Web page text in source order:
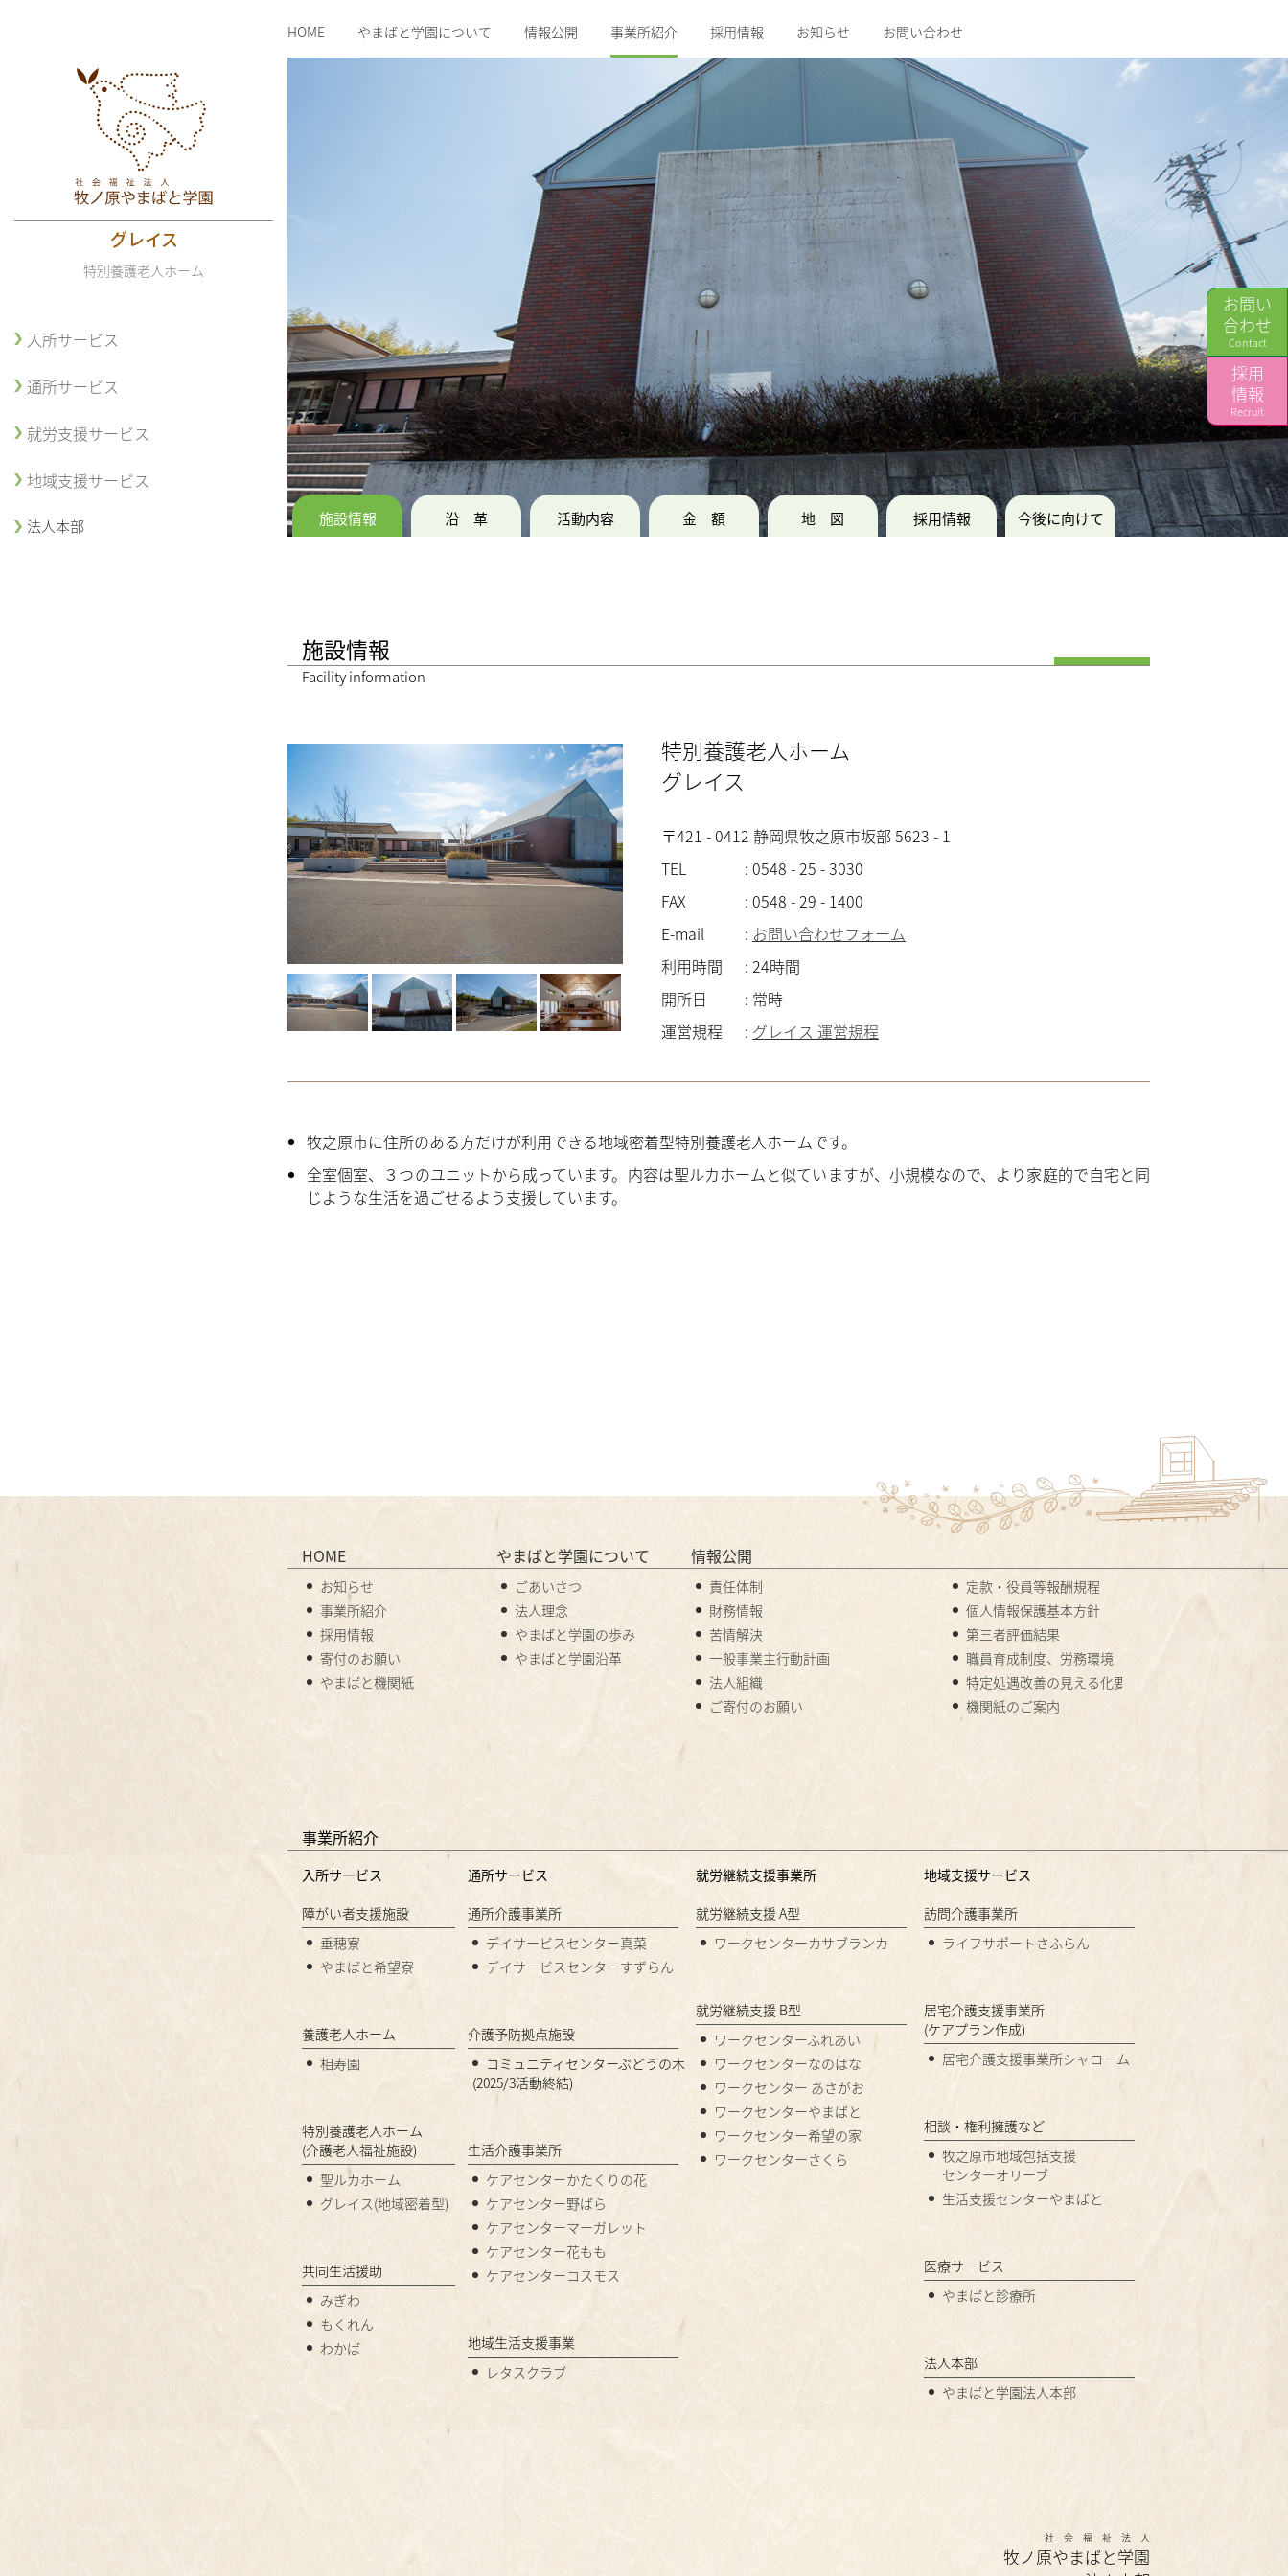
グレイス
特別養護老人ホーム
入所サービス
通所サービス
就労支援サービス
地域支援サービス
法人本部
お問い
合わせ
Contact
採用
情報
Recruit
HOME やまばと学園について 情報公開 事業所紹介 採用情報 お知らせ お問い合わせ
施設情報 沿革 活動内容 金額 地図 採用情報 今後に向けて
施設情報
Facility information
特別養護老人ホーム
グレイス
〒421 - 0412 静岡県牧之原市坂部 5623 - 1
TEL
: 0548 - 25 - 3030
FAX
: 0548 - 29 - 1400
E-mail
: お問い合わせフォーム
利用時間
: 24時間
開所日
: 常時
運営規程
: グレイス 運営規程
牧之原市に住所のある方だけが利用できる地域密着型特別養護老人ホームです。
全室個室、３つのユニットから成っています。内容は聖ルカホームと似ていますが、小規模なので、より家庭的で自宅と同
じような生活を過ごせるよう支援しています。
HOME
お知らせ
事業所紹介
採用情報
寄付のお願い
やまばと機関紙
やまばと学園について
ごあいさつ
法人理念
やまばと学園の歩み
やまばと学園沿革
情報公開
責任体制
定款・役員等報酬規程
財務情報
個人情報保護基本方針
苦情解決
第三者評価結果
一般事業主行動計画
職員育成制度、労務環境
法人組織
特定処遇改善の見える化要件
ご寄付のお願い
機関紙のご案内
事業所紹介
入所サービス
障がい者支援施設
垂穂寮
やまばと希望寮
養護老人ホーム
相寿園
特別養護老人ホーム
(介護老人福祉施設)
聖ルカホーム
グレイス(地域密着型)
共同生活援助
みぎわ
もくれん
わかば
通所サービス
通所介護事業所
デイサービスセンター真菜
デイサービスセンターすずらん
介護予防拠点施設
コミュニティセンターぶどうの木
(2025/3活動終結)
生活介護事業所
ケアセンターかたくりの花
ケアセンター野ばら
ケアセンターマーガレット
ケアセンター花もも
ケアセンターコスモス
地域生活支援事業
レタスクラブ
就労継続支援事業所
就労継続支援 A型
ワークセンターカサブランカ
就労継続支援 B型
ワークセンターふれあい
ワークセンターなのはな
ワークセンター あさがお
ワークセンターやまばと
ワークセンター希望の家
ワークセンターさくら
地域支援サービス
訪問介護事業所
ライフサポートさふらん
居宅介護支援事業所
(ケアプラン作成)
居宅介護支援事業所シャローム
相談・権利擁護など
牧之原市地域包括支援
センターオリーブ
生活支援センターやまばと
医療サービス
やまばと診療所
法人本部
やまばと学園法人本部
社会福祉法人
牧ノ原やまばと学園